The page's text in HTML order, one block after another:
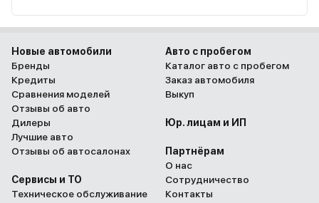
Новые автомобили
Бренды
Кредиты
Сравнения моделей
Отзывы об авто
Дилеры
Лучшие авто
Отзывы об автосалонах
Сервисы и ТО
Техническое обслуживание
Авто с пробегом
Каталог авто с пробегом
Заказ автомобиля
Выкуп
Юр. лицам и ИП
Партнёрам
О нас
Сотрудничество
Контакты